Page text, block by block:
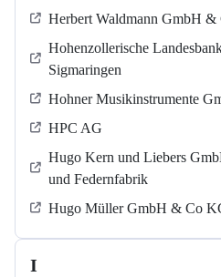
Herbert Waldmann GmbH
Hohenzollerische
Sigmaringen
Hohner Musikinstrumente
HPC AG
Hugo Kern und Liebers
und Federnfabrik
Hugo Müller GmbH & Co
I